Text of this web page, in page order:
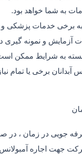
به شما خواهد بود.
برخی خدمات پزشکی و
آزمایش و نمونه گیری
بسته به شرایط ممکن
آبدانان برخی یا تمام
جویی در زمان ، در
جهت اجاره